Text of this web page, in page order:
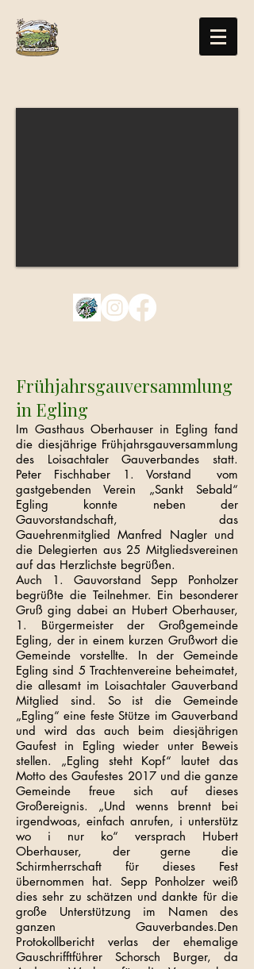
Frühjahrsgauversammlung
in Egling
Im Gasthaus Oberhauser in Egling fand
die diesjährige Frühjahrsgauversammlung
des Loisachtaler Gauverbandes statt.
Peter Fischhaber 1. Vorstand vom
gastgebenden Verein „Sankt Sebald“
Egling konnte neben der
Gauvorstandschaft, das
Gauehrenmitglied Manfred Nagler und
die Delegierten aus 25 Mitgliedsvereinen
auf das Herzlichste begrüßen.
Auch 1. Gauvorstand Sepp Ponholzer
begrüßte die Teilnehmer. Ein besonderer
Gruß ging dabei an Hubert Oberhauser,
1. Bürgermeister der Großgemeinde
Egling, der in einem kurzen Grußwort die
Gemeinde vorstellte. In der Gemeinde
Egling sind 5 Trachtenvereine beheimatet,
die allesamt im Loisachtaler Gauverband
Mitglied sind. So ist die Gemeinde
„Egling“ eine feste Stütze im Gauverband
und wird das auch beim diesjährigen
Gaufest in Egling wieder unter Beweis
stellen. „Egling steht Kopf“ lautet das
Motto des Gaufestes 2017 und die ganze
Gemeinde freue sich auf dieses
Großereignis. „Und wenns brennt bei
irgendwoas, einfach anrufen, i unterstütz
wo i nur ko“ versprach Hubert
Oberhauser, der gerne die
Schirmherrschaft für dieses Fest
übernommen hat. Sepp Ponholzer weiß
dies sehr zu schätzen und dankte für die
große Unterstützung im Namen des
ganzen Gauverbandes.Den
Protokollbericht verlas der ehemalige
Gauschrifftführer Schorsch Burger, da